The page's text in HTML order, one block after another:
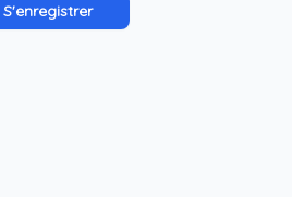
S'enregistrer